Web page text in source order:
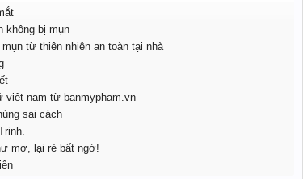
không bị mụn
từ thiên nhiên an toàn tại nhà
việt nam từ banmypham.vn
sai cách
mơ, lại rẻ bất ngờ!